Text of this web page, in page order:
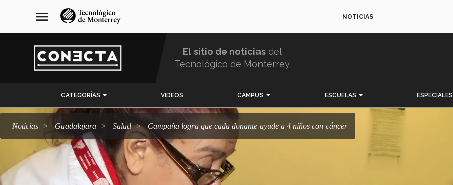
navegación
principal
menu NOTICIAS
El sitio de noticias del
Tecnológico de Monterrey
CATEGORÍAS VIDEOS CAMPUS ESCUELAS ESPECIALES
Noticias Guadalajara salud Campaña logra que cada donante ayude a 4 niños con cáncer